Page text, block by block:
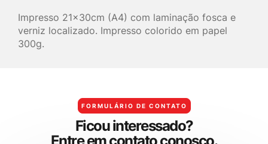
Impresso 21x30cm (A4) com laminação fosca e
verniz localizado. Impresso colorido em papel
300g.
FORMULÁRIO DE CONTATO
Ficouinteressado?